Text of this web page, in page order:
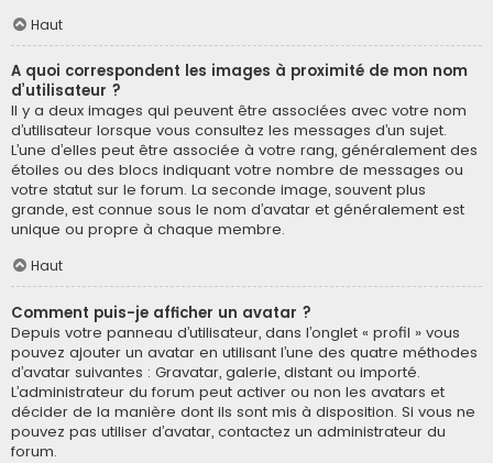
Haut
A quoi correspondent les images à proximité de mon nom
d’utilisateur ?
Il y a deux images qui peuvent être associées avec votre nom
d’utilisateur lorsque vous consultez les messages d’un sujet.
L’une d’elles peut être associée à votre rang, généralement des
étoiles ou des blocs indiquant votre nombre de messages ou
votre statut sur le forum. La seconde image, souvent plus
grande, est connue sous le nom d’avatar et généralement est
unique ou propre à chaque membre.
Haut
Comment puis-je afficher un avatar ?
Depuis votre panneau d’utilisateur, dans l’onglet « profil » vous
pouvez ajouter un avatar en utilisant l’une des quatre méthodes
d’avatar suivantes : Gravatar, galerie, distant ou importé.
L’administrateur du forum peut activer ou non les avatars et
décider de la manière dont ils sont mis à disposition. Si vous ne
pouvez pas utiliser d’avatar, contactez un administrateur du
forum.